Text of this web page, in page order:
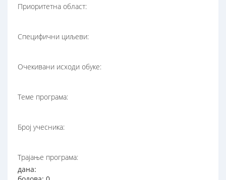
Приоритетна област:
Специфични циљеви:
Очекивани исходи обуке:
Теме програма:
Број учесника:
Трајање програма:
дана: